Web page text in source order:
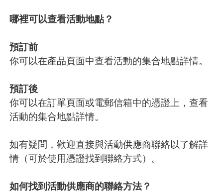
哪裡可以查看活動地點？
預訂前
你可以在產品頁面中查看活動的集合地點詳情。
預訂後
你可以在訂單頁面或電郵信箱中的憑證上，查看
活動的集合地點詳情。
如有疑問，歡迎直接與活動供應商聯絡以了解詳
情（可於使用憑證找到聯絡方式）。
如何找到活動供應商的聯絡方法？